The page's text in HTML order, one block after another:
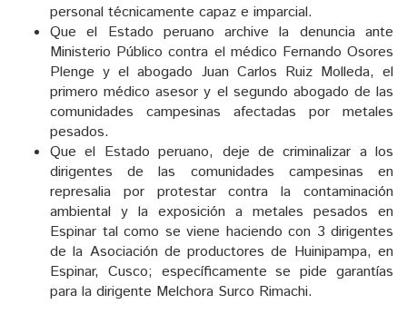
personal técnicamente capaz e imparcial.
Que el Estado peruano archive la denuncia ante
Ministerio Público contra el médico Fernando Osores
Plenge y el abogado Juan Carlos Ruiz Molleda, el
primero médico asesor y el segundo abogado de las
comunidades campesinas afectadas por metales
pesados.
Que el Estado peruano, deje de criminalizar a los
dirigentes de las comunidades campesinas en
represalia por protestar contra la contaminación
ambiental y la exposición a metales pesados en
Espinar tal como se viene haciendo con 3 dirigentes
de la Asociación de productores de Huinipampa, en
Espinar, Cusco; específicamente se pide garantías
para la dirigente Melchora Surco Rimachi.